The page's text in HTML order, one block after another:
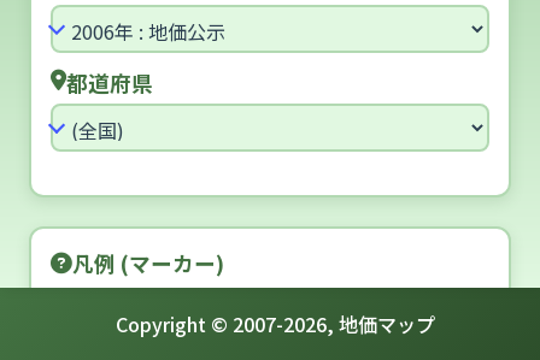
都道府県
凡例 (マーカー)
[住宅地] 5年連続 アップ
Copyright © 2007-2026, 地価マップ